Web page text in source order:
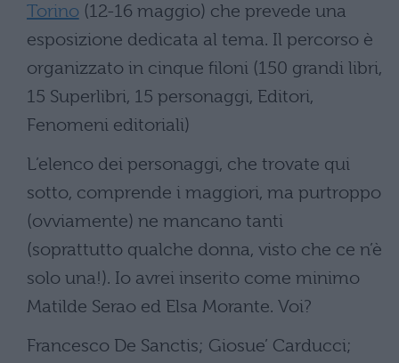
Torino (12-16 maggio) che prevede una
esposizione dedicata al tema. Il percorso è
organizzato in cinque filoni (150 grandi libri,
15 Superlibri, 15 personaggi, Editori,
Fenomeni editoriali)
L’elenco dei personaggi, che trovate qui
sotto, comprende i maggiori, ma purtroppo
(ovviamente) ne mancano tanti
(soprattutto qualche donna, visto che ce n’è
solo una!). Io avrei inserito come minimo
Matilde Serao ed Elsa Morante. Voi?
Francesco De Sanctis; Giosue’ Carducci;